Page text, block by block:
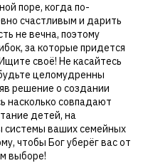
поре, когда по-
счастливым и дарить
не вечна, поэтому
за которые придется
своё! Не касайтесь
целомудренны
решение о создании
насколько совпадают
детей, на
системы ваших семейных
чтобы Бог уберёг вас от
выборе!